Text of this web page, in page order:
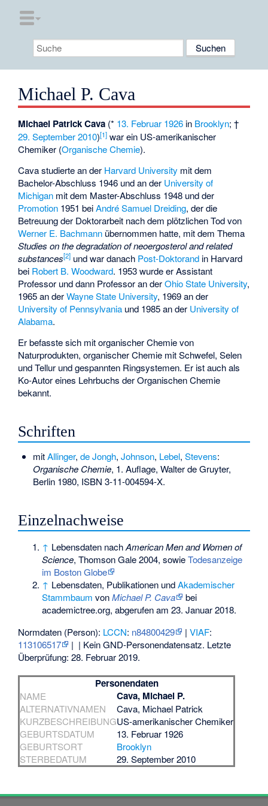
Michael P. Cava
Michael Patrick Cava (* 13. Februar 1926 in Brooklyn; †
29. September 2010)[1] war ein US-amerikanischer
Chemiker (Organische Chemie).
Cava studierte an der Harvard University mit dem
Bachelor-Abschluss 1946 und an der University of
Michigan mit dem Master-Abschluss 1948 und der
Promotion 1951 beiAndré Samuel Dreiding, der die
Betreuung der Doktorarbeit nach dem plötzlichen Tod von
Werner E. Bachmann übernommen hatte, mit dem Thema
Studies on the degradation of neoergosterol and related
substances[2] und war danach Post-Doktorand in Harvard
bei Robert B. Woodward. 1953 wurde er Assistant
Professor und dann Professor an derOhio State University,
1965 an derWayne State University, 1969 an der
University of Pennsylvania und 1985 an der University of
Alabama.
Er befasste sich mit organischer Chemie von
Naturprodukten, organischer Chemie mit Schwefel, Selen
und Tellur und gespannten Ringsystemen. Er ist auch als
Ko-Autor eines Lehrbuchs der Organischen Chemie
bekannt.
Schriften
mitAllinger, de Jongh, Johnson, Lebel, Stevens:
Organische Chemie, 1. Auflage, Walter de Gruyter,
Berlin 1980, ISBN 3-11-004594-X.
Einzelnachweise
↑ Lebensdaten nachAmerican Men and Women of
Science, Thomson Gale 2004, sowieTodesanzeige
im Boston Globe
↑ Lebensdaten, Publikationen undAkademischer
Stammbaum vonMichael P. Cava
bei
academictree.org, abgerufen am 23. Januar 2018.
Normdaten (Person): LCCN: n84800429 |VIAF:
113106517
| | Kein GND-Personendatensatz. Letzte
Überprüfung: 28. Februar 2019.
Personendaten
NAME Cava, Michael P.
ALTERNATIVNAMEN
Cava, Michael Patrick
KURZBESCHREIBUNGUS-amerikanischer Chemiker
GEBURTSDATUM
13. Februar 1926
GEBURTSORT
Brooklyn
STERBEDATUM
29. September 2010